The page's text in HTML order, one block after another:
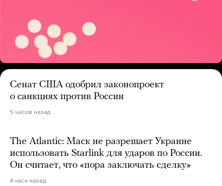
Сенат США одобрил законопроект
о санкциях против России
5 часов назад
The Atlantic: Маск не разрешает Украине
использовать Starlink для ударов по России.
Он считает, что «пора заключать сделку»
4 часа назад